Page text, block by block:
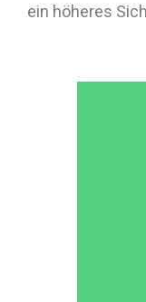
ein höheres